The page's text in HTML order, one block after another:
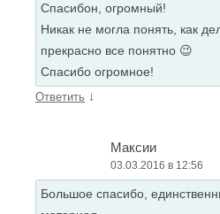
Спасибон, огромный!
Никак не могла понять, как
прекрасно все понятно 😉
Спасибо огромное!
Ответить ↓
Максии
03.03.2016 в 12:56
Большое спасибо,